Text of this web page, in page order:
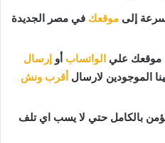
إلى موقعك في مصر الجديدة
موقعك علي الواتساب أو إرسال
الموجودين لارسال أقرب ونش
بالكامل حتي لا يسب اي تلف